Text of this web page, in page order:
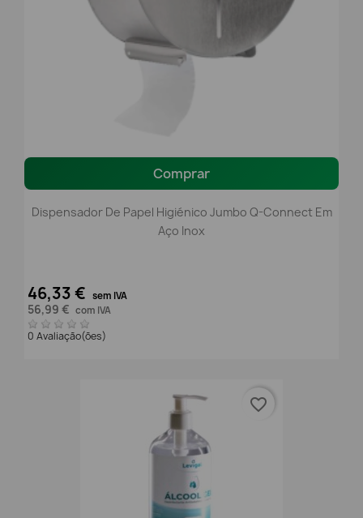
Comprar
Dispensador De Papel Higiénico Jumbo Q-Connect Em
Aço Inox
46,33 € sem IVA
56,99 € com IVA
0 Avaliação(ões)
favorite_border